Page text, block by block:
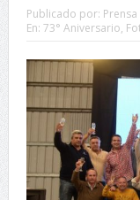
Publicado por: Prensa
En: 73° Aniversario,